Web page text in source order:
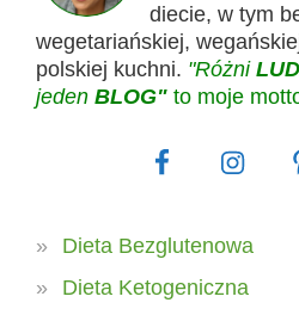
diecie, w tym
wegetariańskiej,
polskiej kuchni. "Różni
jeden BLOG" to moje
Dieta Bezglutenowa
Dieta Ketogeniczna